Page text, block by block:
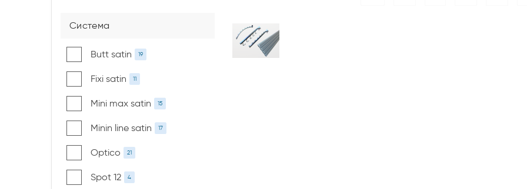
Система
Butt satin 19
Fixi satin 11
Mini max satin 15
Minin line satin 17
Optico 21
Spot 12 4